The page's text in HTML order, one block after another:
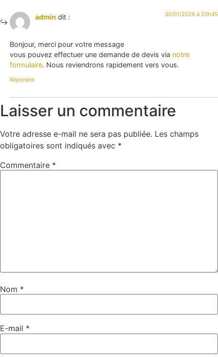
admin dit : 30/01/2026 à 20h45
Bonjour, merci pour votre message
vous pouvez effectuer une demande de devis via notre
formulaire. Nous reviendrons rapidement vers vous.
Répondre
Laisser un commentaire
Votre adresse e-mail ne sera pas publiée. Les champs
obligatoires sont indiqués avec *
Commentaire *
Nom *
E-mail *